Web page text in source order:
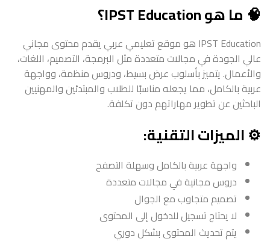
🧠 ما هو IPST Education؟
IPST Education هو موقع تعليمي عربي يقدم محتوى مجاني
عالي الجودة في مجالات متعددة مثل البرمجة، التصميم، اللغات،
والأعمال. يتميز بأسلوب عرض بسيط، ودروس منظمة، وواجهة
عربية بالكامل، مما يجعله مناسبًا للطلاب والمبتدئين والمهنيين
الباحثين عن تطوير مهاراتهم دون تكلفة.
⚙️ الميزات التقنية:
واجهة عربية بالكامل وسهلة التصفح
دروس مجانية في مجالات متعددة
تصميم متجاوب مع الجوال
لا يحتاج تسجيل للدخول إلى المحتوى
يتم تحديث المحتوى بشكل دوري